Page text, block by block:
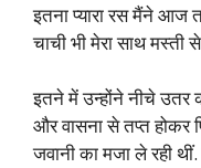
इतना प्यारा रस मैंने आज
चाची भी मेरा साथ मस्ती
इतने में उन्होंने नीचे उतर
और वासना से तप्त होकर
जवानी का मजा ले रही